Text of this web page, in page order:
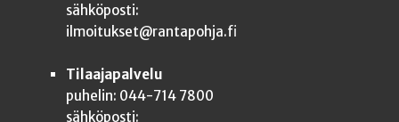
sähköposti:
ilmoitukset@rantapohja.fi
Tilaajapalvelu
puhelin: 044-714 7800
sähköposti: